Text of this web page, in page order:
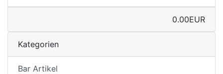
0.00EUR
Kategorien
Bar Artikel